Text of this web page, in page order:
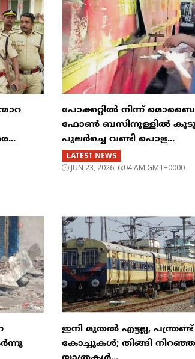
പോക്കറ്റിൽ നിന്ന്
ഫോൺ ബസിനുള്ളിൽ
പുലർച്ചെ വണ്ടി പൊള...
LATEST NEWS
JUN 23, 2026, 6:04 AM GMT+0000
ഇനി മുതൽ എട്ടല്ല, പന്ത്രണ്ട്
കോച്ചുകള്‍; തിങ്ങി